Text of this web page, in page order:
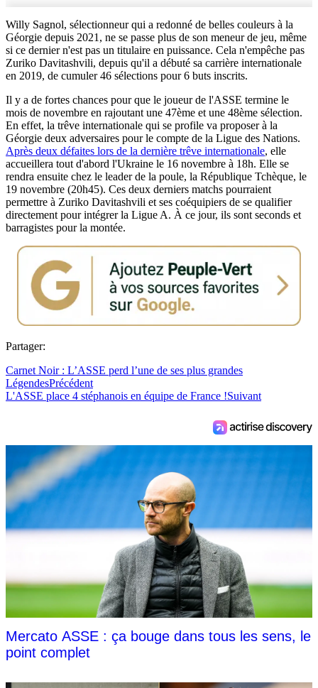
Willy Sagnol, sélectionneur qui a redonné de belles couleurs à la
Géorgie depuis 2021, ne se passe plus de son meneur de jeu, même
si ce dernier n'est pas un titulaire en puissance. Cela n'empêche pas
Zuriko Davitashvili, depuis qu'il a débuté sa carrière internationale
en 2019, de cumuler 46 sélections pour 6 buts inscrits.
Il y a de fortes chances pour que le joueur de l'ASSE termine le
mois de novembre en rajoutant une 47ème et une 48ème sélection.
En effet, la trêve internationale qui se profile va proposer à la
Géorgie deux adversaires pour le compte de la Ligue des Nations.
Après deux défaites lors de la dernière trêve internationale, elle
accueillera tout d'abord l'Ukraine le 16 novembre à 18h. Elle se
rendra ensuite chez le leader de la poule, la République Tchèque, le
19 novembre (20h45). Ces deux derniers matchs pourraient
permettre à Zuriko Davitashvili et ses coéquipiers de se qualifier
directement pour intégrer la Ligue A. À ce jour, ils sont seconds et
barragistes pour la montée.
Partager:
Carnet Noir : L’ASSE perd l’une de ses plus grandes
LégendesPrécédent
L'ASSE place 4 stéphanois en équipe de France !Suivant
Mercato ASSE : ça bouge dans tous les sens, le
point complet